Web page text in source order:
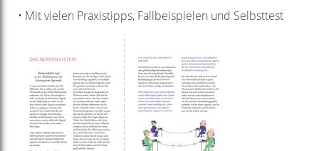
• Mit vielen Praxistipps, Fallbeispielen und Selbsttest